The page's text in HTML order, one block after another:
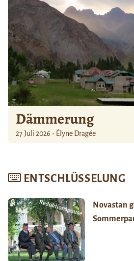
Dämmerung
27 Juli 2026 - Élyne Dragée
ENTSCHLÜSSELUNG
Novastan